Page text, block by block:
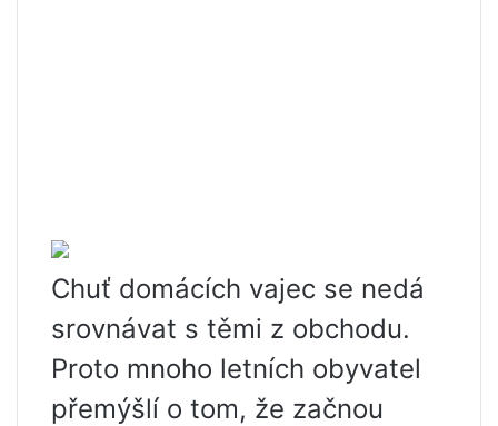
Chuť domácích vajec se nedá
srovnávat s těmi z obchodu.
Proto mnoho letních obyvatel
přemýšlí o tom, že začnou